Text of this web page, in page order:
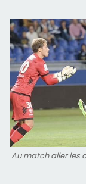
Au match aller les